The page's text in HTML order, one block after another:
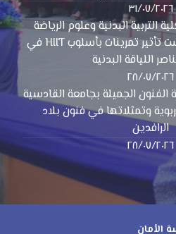
٣١/٠٧/٢٠٢٦
التربية البدنية وعلوم الرياضة
بجامعة القادسية ناقشت تأثير تمرينات بأسلوب HIIT في
اللياقة البدنية
٢٨/٠٧/٢٠٢٦
الجميلة بجامعة القادسية
وتمثلاتها في فنون بلاد
الرافدين
٢٨/٠٧/٢٠٢٦
الأمان